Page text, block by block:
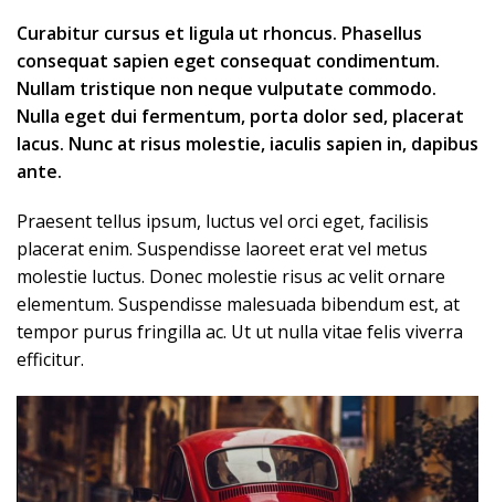
Curabitur cursus et ligula ut rhoncus. Phasellus
consequat sapien eget consequat condimentum.
Nullam tristique non neque vulputate commodo.
Nulla eget dui fermentum, porta dolor sed, placerat
lacus. Nunc at risus molestie, iaculis sapien in, dapibus
ante.
Praesent tellus ipsum, luctus vel orci eget, facilisis
placerat enim. Suspendisse laoreet erat vel metus
molestie luctus. Donec molestie risus ac velit ornare
elementum. Suspendisse malesuada bibendum est, at
tempor purus fringilla ac. Ut ut nulla vitae felis viverra
efficitur.